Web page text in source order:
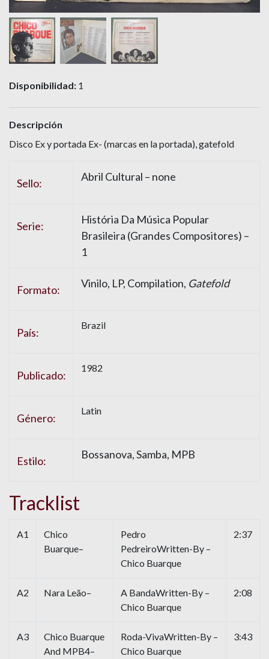
Disponibilidad: 1
Descripción
Disco Ex y portada Ex- (marcas en la portada), gatefold
Sello: Abril Cultural – none
Serie:
História Da Música Popular
Brasileira (Grandes Compositores) –
1
Formato: Vinilo, LP, Compilation, Gatefold
País:
Brazil
Publicado:
1982
Género:
Latin
Estilo: Bossanova, Samba, MPB
Tracklist
A1
Chico
Buarque–
Pedro
PedreiroWritten-By –
Chico Buarque
2:37
A2 Nara Leão–
A BandaWritten-By –
Chico Buarque
2:08
A3
Chico Buarque
And MPB4–
Roda-VivaWritten-By –
Chico Buarque
3:43